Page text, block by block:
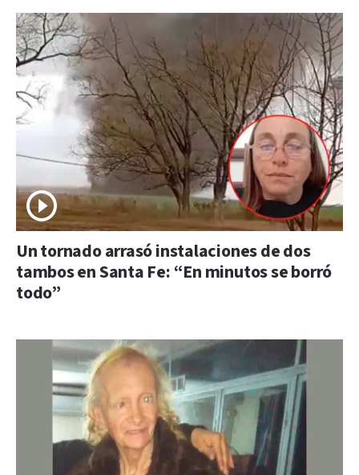
Un tornado arrasó instalaciones de dos
tambos en Santa Fe: “En minutos se borró
todo”